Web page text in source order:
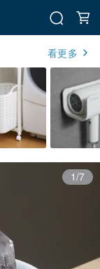
看更多
1/7